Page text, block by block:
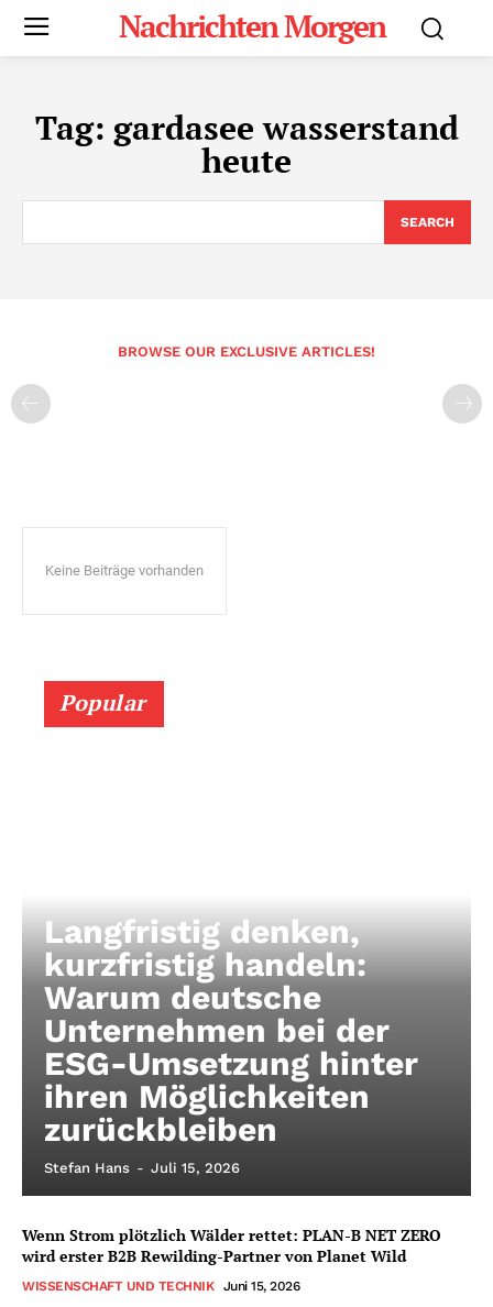
Nachrichten Morgen
Tag: gardasee wasserstand
heute
SEARCH
BROWSE OUR EXCLUSIVE ARTICLES!
Keine Beiträge vorhanden
Popular
Langfristig denken,
kurzfristig handeln:
Warum deutsche
Unternehmen bei der
ESG-Umsetzung hinter
ihren Möglichkeiten
zurückbleiben
Stefan Hans - Juli 15, 2026
Wenn Strom plötzlich Wälder rettet: PLAN-B NET ZERO
wird erster B2B Rewilding-Partner von Planet Wild
WISSENSCHAFT UND TECHNIK Juni 15, 2026